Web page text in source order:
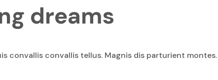
dreams
convallis convallis tellus. Magnis dis parturient montes.